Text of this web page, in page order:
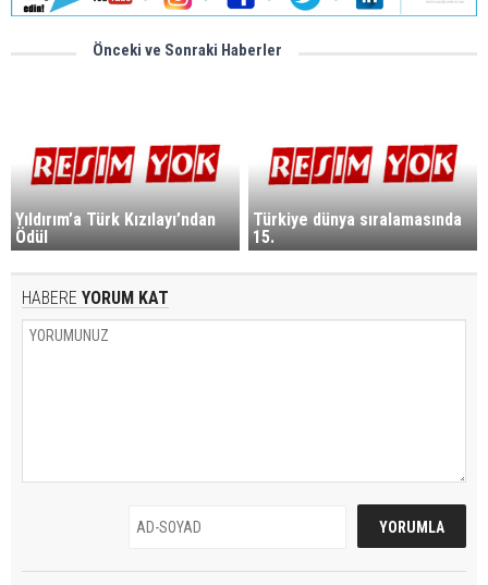
Önceki ve Sonraki Haberler
Yıldırım’a Türk Kızılayı’ndan
Ödül
Türkiye dünya sıralamasında
15.
HABERE YORUM KAT